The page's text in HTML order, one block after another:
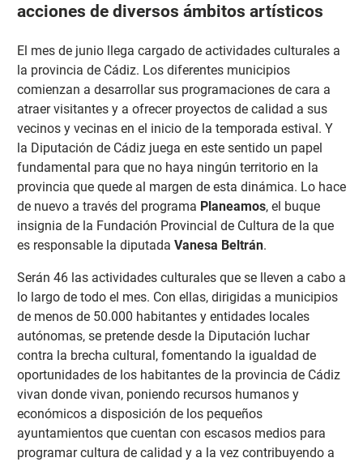
acciones de diversos ámbitos artísticos
El mes de junio llega cargado de actividades culturales a
la provincia de Cádiz. Los diferentes municipios
comienzan a desarrollar sus programaciones de cara a
atraer visitantes y a ofrecer proyectos de calidad a sus
vecinos y vecinas en el inicio de la temporada estival. Y
la Diputación de Cádiz juega en este sentido un papel
fundamental para que no haya ningún territorio en la
provincia que quede al margen de esta dinámica. Lo hace
de nuevo a través del programa Planeamos, el buque
insignia de la Fundación Provincial de Cultura de la que
es responsable la diputada Vanesa Beltrán.
Serán 46 las actividades culturales que se lleven a cabo a
lo largo de todo el mes. Con ellas, dirigidas a municipios
de menos de 50.000 habitantes y entidades locales
autónomas, se pretende desde la Diputación luchar
contra la brecha cultural, fomentando la igualdad de
oportunidades de los habitantes de la provincia de Cádiz
vivan donde vivan, poniendo recursos humanos y
económicos a disposición de los pequeños
ayuntamientos que cuentan con escasos medios para
programar cultura de calidad y a la vez contribuyendo a